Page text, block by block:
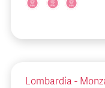
Lombardia -